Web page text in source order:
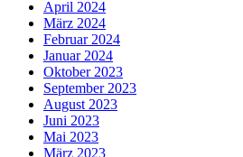
April 2024
März 2024
Februar 2024
Januar 2024
Oktober 2023
September 2023
August 2023
Juni 2023
Mai 2023
März 2023